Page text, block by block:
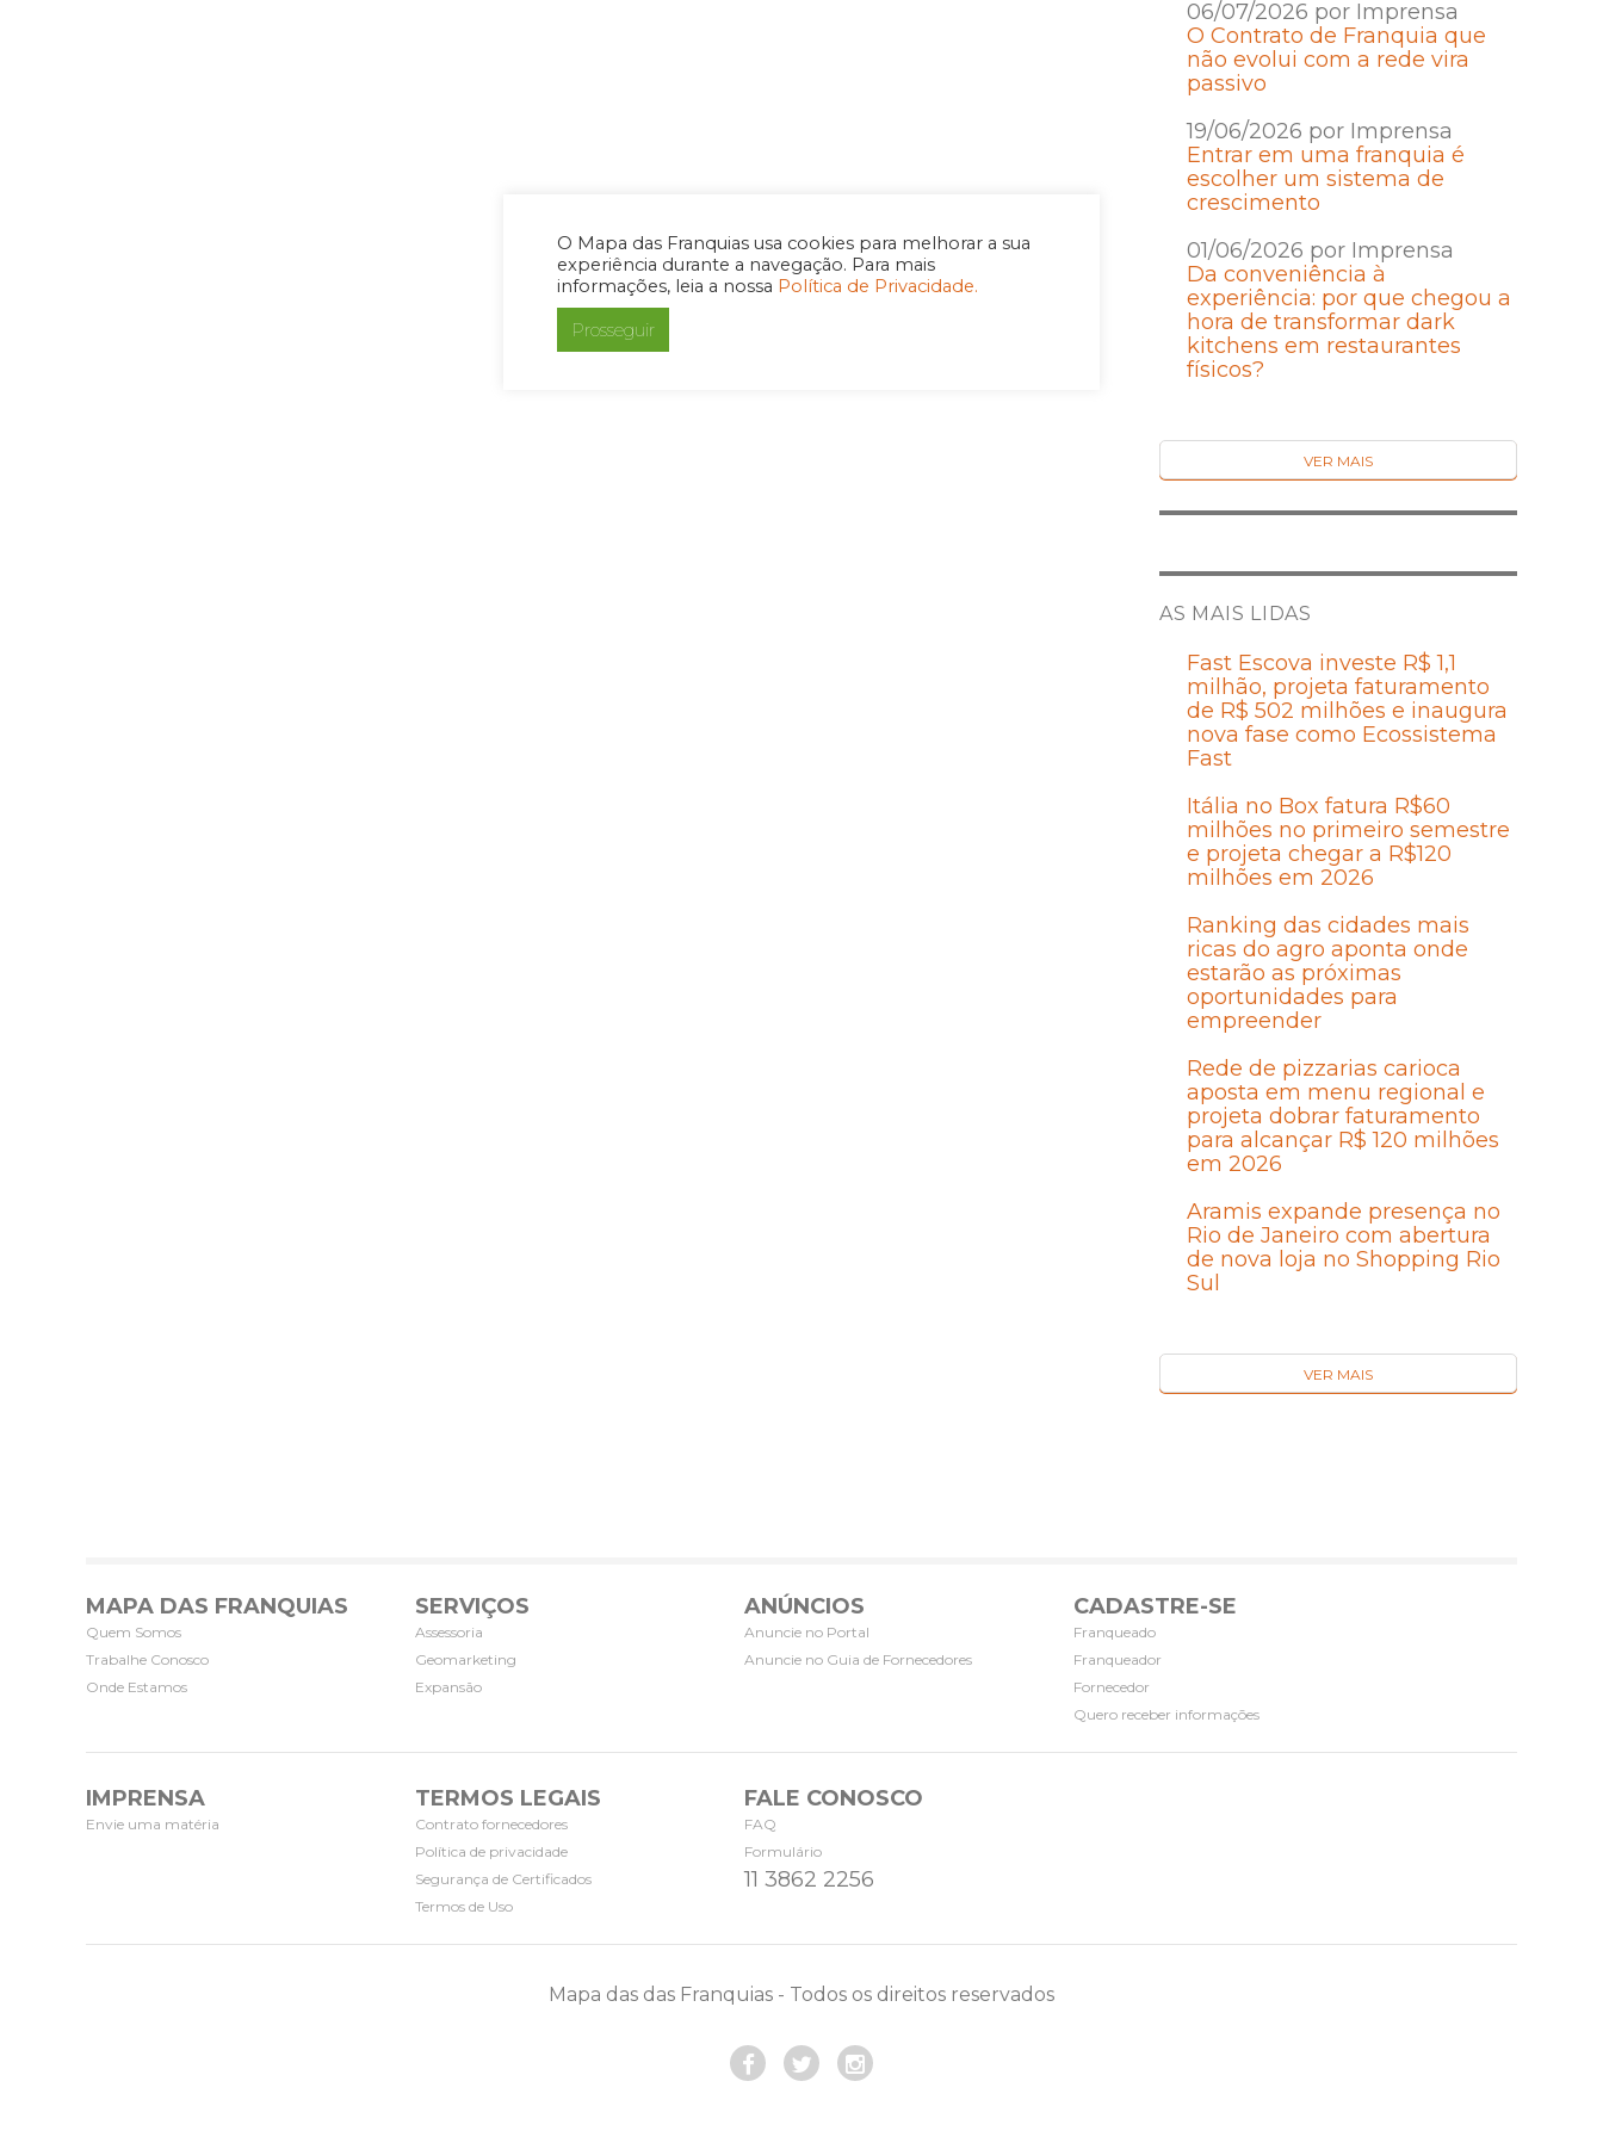
O Mapa das Franquias usa cookies para melhorar a sua
experiência durante a navegação. Para mais
informações, leia a nossa Política de Privacidade.
Prosseguir
06/07/2026 por Imprensa
O Contrato de Franquia que
não evolui com a rede vira
passivo
19/06/2026 por Imprensa
Entrar em uma franquia é
escolher um sistema de
crescimento
01/06/2026 por Imprensa
Da conveniência à
experiência: por que chegou a
hora de transformar dark
kitchens em restaurantes
físicos?
VER MAIS
AS MAIS LIDAS
Fast Escova investe R$ 1,1
milhão, projeta faturamento
de R$ 502 milhões e inaugura
nova fase como Ecossistema
Fast
Itália no Box fatura R$60
milhões no primeiro semestre
e projeta chegar a R$120
milhões em 2026
Ranking das cidades mais
ricas do agro aponta onde
estarão as próximas
oportunidades para
empreender
Rede de pizzarias carioca
aposta em menu regional e
projeta dobrar faturamento
para alcançar R$ 120 milhões
em 2026
Aramis expande presença no
Rio de Janeiro com abertura
de nova loja no Shopping Rio
Sul
VER MAIS
MAPA DAS FRANQUIAS
Quem Somos
Trabalhe Conosco
Onde Estamos
SERVIÇOS
Assessoria
Geomarketing
Expansão
ANÚNCIOS
Anuncie no Portal
Anuncie no Guia de Fornecedores
CADASTRE-SE
Franqueado
Franqueador
Fornecedor
Quero receber informações
IMPRENSA
Envie uma matéria
TERMOS LEGAIS
Contrato fornecedores
Política de privacidade
Segurança de Certificados
Termos de Uso
FALE CONOSCO
FAQ
Formulário
11 3862 2256
Mapa das das Franquias - Todos os direitos reservados